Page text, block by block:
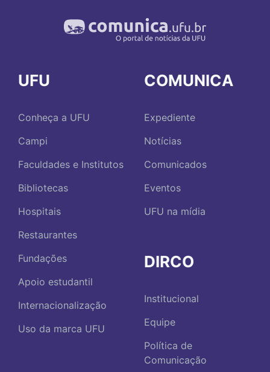
UFU
Conheça a UFU
Campi
Faculdades e Institutos
Bibliotecas
Hospitais
Restaurantes
Fundações
Apoio estudantil
Internacionalização
Uso da marca UFU
COMUNICA
Expediente
Notícias
Comunicados
Eventos
UFU na mídia
DIRCO
Institucional
Equipe
Política de
Comunicação